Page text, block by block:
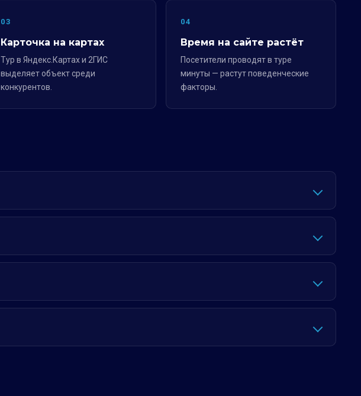
03
Карточка на картах
Тур в Яндекс.Картах и 2ГИС
выделяет объект среди
конкурентов.
04
Время на сайте растёт
Посетители проводят в туре
минуты — растут поведенческие
факторы.